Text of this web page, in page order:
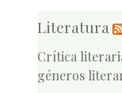
Literatura
Crítica
géneros